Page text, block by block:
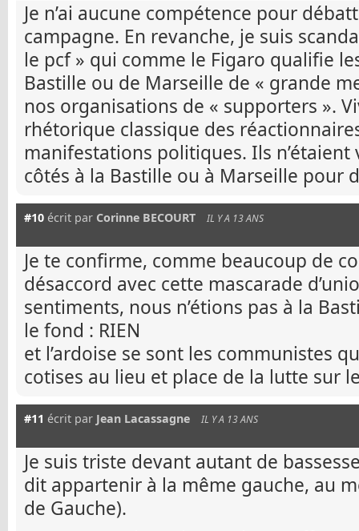
Je n’ai aucune compétence pour
campagne. En revanche, je suis
le pcf » qui comme le Figaro qualifie
Bastille ou de Marseille de « grande
nos organisations de « supporters ».
rhétorique classique des
manifestations politiques. Ils
côtés à la Bastille ou à Marseille pour
#10 écrit par Corinne BECOURT IL Y A 13 ANS
Je te confirme, comme beaucoup de
désaccord avec cette mascarade
sentiments, nous n’étions pas à la
le fond : RIEN
et l’ardoise se sont les communistes
cotises au lieu et place de la lutte sur
#11 écrit par Jean Lacassagne IL Y A 13 ANS
Je suis triste devant autant de
dit appartenir à la même gauche, au
de Gauche).